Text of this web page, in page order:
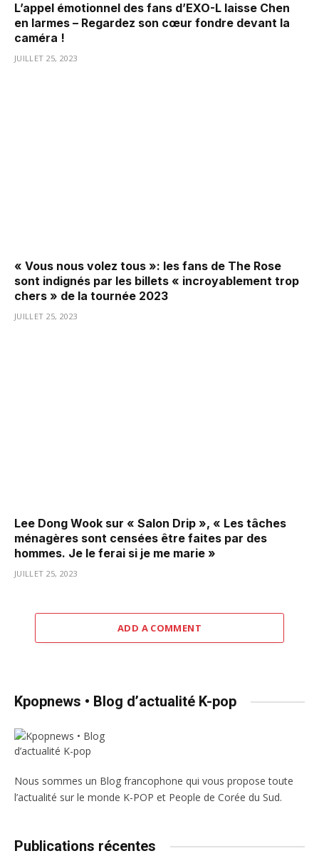
L’appel émotionnel des fans d’EXO-L laisse Chen
en larmes – Regardez son cœur fondre devant la
caméra !
JUILLET 25, 2023
« Vous nous volez tous »: les fans de The Rose
sont indignés par les billets « incroyablement trop
chers » de la tournée 2023
JUILLET 25, 2023
Lee Dong Wook sur « Salon Drip », « Les tâches
ménagères sont censées être faites par des
hommes. Je le ferai si je me marie »
JUILLET 25, 2023
ADD A COMMENT
Kpopnews • Blog d’actualité K-pop
Nous sommes un Blog francophone qui vous propose toute
l’actualité sur le monde K-POP et People de Corée du Sud.
Publications récentes